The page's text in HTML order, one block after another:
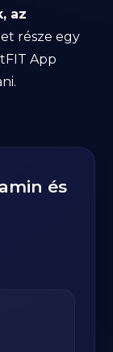
az
része egy
App
és